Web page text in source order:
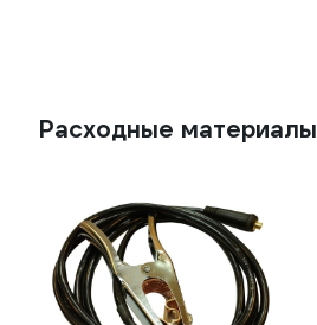
Расходные материалы